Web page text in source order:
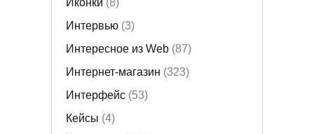
Интервью(3)
Интересное из Web(87)
Интернет-магазин (323)
Интерфейс(53)
Кейсы (4)